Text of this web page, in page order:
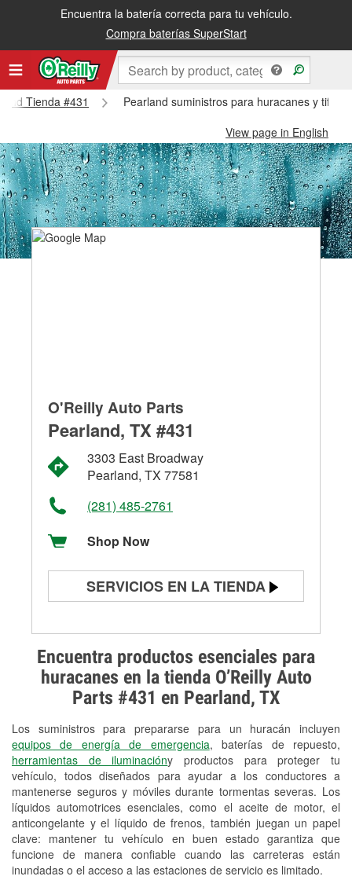
Encuentra la batería correcta para tu vehículo.
Compra baterías SuperStart
Tienda #431
Pearland suministros para huracanes y
View page in English
Encuentra productos esenciales para
huracanes en la tienda O’Reilly Auto
Parts #431 en Pearland, TX
Los suministros para prepararse para un huracán incluyen
equipos de energía de emergencia, baterías de repuesto,
herramientas de iluminacióny productos para proteger tu
vehículo, todos diseñados para ayudar a los conductores a
mantenerse seguros y móviles durante tormentas severas. Los
líquidos automotrices esenciales, como el aceite de motor, el
anticongelante y el líquido de frenos, también juegan un papel
clave: mantener tu vehículo en buen estado garantiza que
funcione de manera confiable cuando las carreteras están
inundadas o el acceso a las estaciones de servicio es limitado.
O'Reilly Auto Parts
Pearland, TX #431
3303 East Broadway
Pearland, TX 77581
(281) 485-2761
Shop Now
SERVICIOS EN LA TIENDA
Prueba de alternadores y
arrancadores
Revisión de la luz "Check Engine"
Reciclaje de baterías y aceite
Instalación de bombillas de faros
Instalación de limpiaparabrisas
Programa de Préstamo de
Herramientas
Rectificación de tambores y discos de